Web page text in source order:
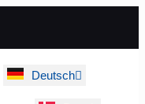
Deutsch